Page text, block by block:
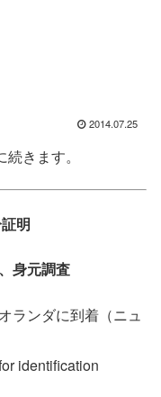
2014.07.25
きます。
明
身元調査
ランダに到着（ニュ
identification